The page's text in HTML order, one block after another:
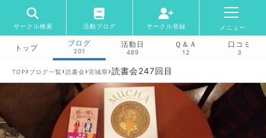
サークル検索 活動ブログ サークル登録 メニュー
トップ
ブログ
201
活動日
489
Ｑ＆Ａ
12
口コミ
3
TOP› ブログ一覧 ›読書会›宮城県›読書会247回目